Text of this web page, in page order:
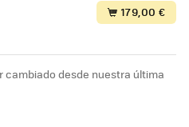
179,00 €
cambiado desde nuestra última